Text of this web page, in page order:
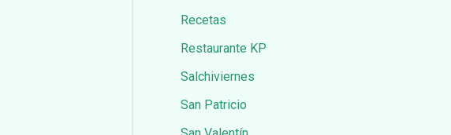
Recetas
Restaurante KP
Salchiviernes
San Patricio